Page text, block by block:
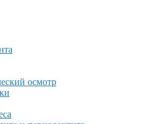
осмотр